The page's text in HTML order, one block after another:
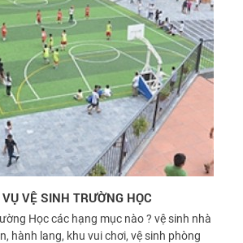
VỆ SINH TRƯỜNG HỌC
Học các hạng mục nào ? vệ sinh nhà
hành lang, khu vui chơi, vệ sinh phòng